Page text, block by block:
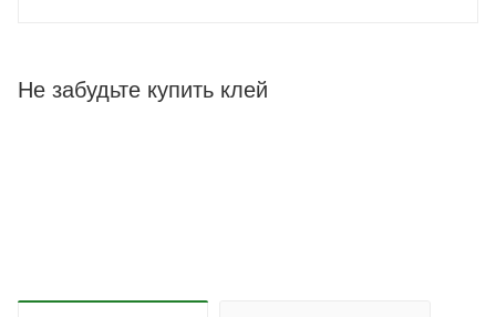
Не забудьте купить клей